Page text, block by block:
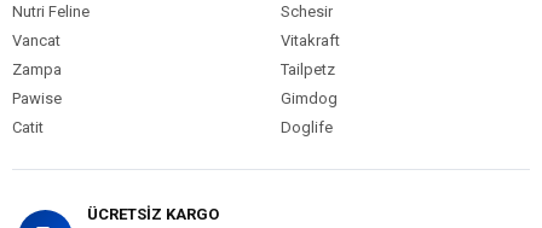
Nutri Feline
Schesir
Vancat
Vitakraft
Zampa
Tailpetz
Pawise
Gimdog
Catit
Doglife
ÜCRETSİZ KARGO